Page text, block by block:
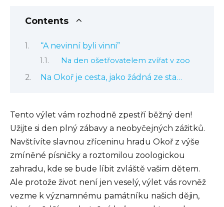
Contents
“A nevinní byli vinni”
Na den ošetřovatelem zvířat v zoo
Na Okoř je cesta, jako žádná ze sta…
Tento výlet vám rozhodně zpestří běžný den!
Užijte si den plný zábavy a neobyčejných zážitků.
Navštívíte slavnou zříceninu hradu Okoř z výše
zmíněné písničky a roztomilou zoologickou
zahradu, kde se bude líbit zvláště vašim dětem.
Ale protože život není jen veselý, výlet vás rovněž
vezme k významnému památníku našich dějin,